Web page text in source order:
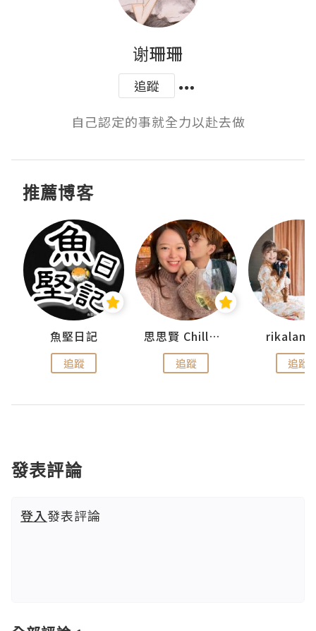
谢珊珊
追蹤
自己認定的事就全力以赴去做
推薦博客
魚堅日記
追蹤
思思賢 ChillMyBabe
追蹤 追蹤
發表評論
登入發表評論